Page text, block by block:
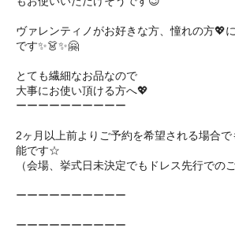
ヴァレンティノがお好きな方、憧れの方💖
です✨👗✨🤗 ㅤㅤ
とても繊細なお品なので
大事にお使い頂ける方へ💖
ーーーーーーーーーー
2ヶ月以上前よりご予約を希望される場合
能です☆
（会場、挙式日未決定でもドレス先行での
ーーーーーーーーーー
ーーーーーーーーーー